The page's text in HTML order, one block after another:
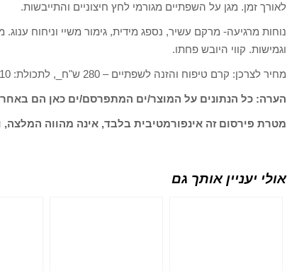
לאורך זמן. מגן על השפתיים מגורמי לחץ חיצוניים והתייבשות.
נוחות מרגיעה- מרקם עשיר, נספג מידית, גימור משיי וניחוח
וגמישות. קווי היובש פחתו.
מחיר לצרכן: קרם טיפוח והזנה לשפתיים – 280 ש"ח_, לתכולת: 10 גרם
הערה: כל הנתונים על המוצר/ים המתפרסם/ים כאן הם
מטרת פירסום זה אינפורמטיבית בלבד, אינה מהווה המלצה,
אולי יעניין אותך גם